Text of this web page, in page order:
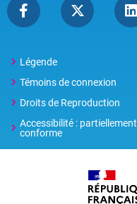
Légende
Témoins de connexion
Droits de Reproduction
Accessibilité : partiellement
conforme